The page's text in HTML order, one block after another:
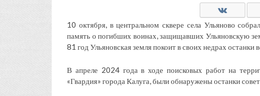
10 октября, в центральном сквере села Ульяново
память о погибших воинах, защищавших Ульяновскую
81 год Ульяновская земля покоит в своих недрах
В апреле 2024 года в ходе поисковых работ на
«Гвардия» города Калуга, были обнаружены останки